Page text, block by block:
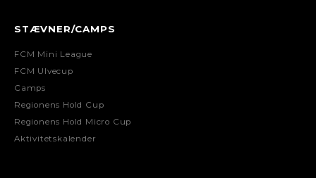
STÆVNER/CAMPS
FCM Mini League
FCM Ulvecup
Camps
Regionens Hold Cup
Regionens Hold Micro Cup
Aktivitetskalender